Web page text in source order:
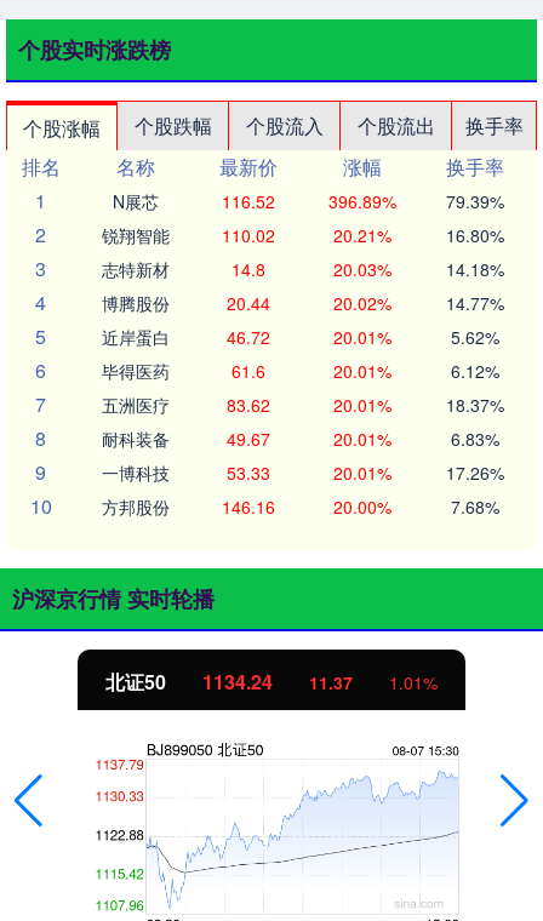
个股实时涨跌榜
个股涨幅 个股跌幅 个股流入 个股流出
换手率
排名
名称 最新价 涨幅
换手率
1
N展芯 116.52 396.89% 79.39%
2 锐翔智能 110.02 20.21% 16.80%
3 志特新材 14.8 20.03% 14.18%
4 博腾股份 20.44 20.02% 14.77%
5 近岸蛋白 46.72 20.01% 5.62%
6 毕得医药 61.6 20.01% 6.12%
7 五洲医疗 83.62 20.01% 18.37%
8 耐科装备 49.67 20.01% 6.83%
9 一博科技 53.33 20.01% 17.26%
10 方邦股份 146.16 20.00% 7.68%
沪深京行情 实时轮播
北证50 1134.24 11.37 1.01%